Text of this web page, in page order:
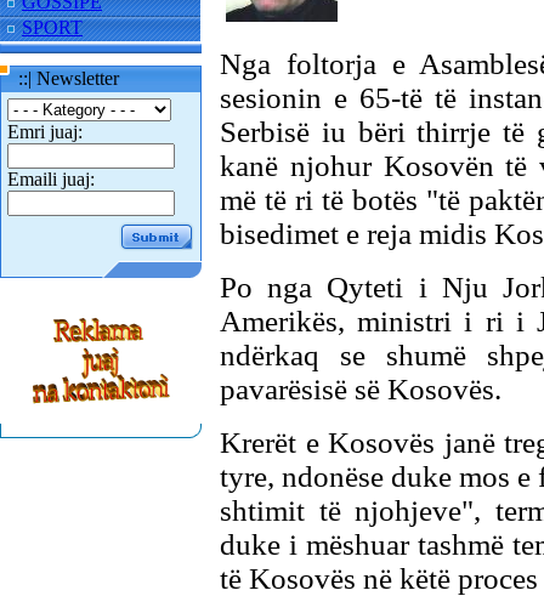
SPORT
::| Newsletter
Emri juaj:
Emaili juaj:
Nga foltorja e
sesionin e 65-të të
Serbisë iu bëri thirrje të
kanë njohur Kosovën të
më të ri të botës "të
bisedimet e reja midis
Po nga Qyteti i Nju
Amerikës, ministri i ri i
ndërkaq se shumë
pavarësisë së Kosovës.
Krerët e Kosovës janë
tyre, ndonëse duke mos
shtimit të njohjeve",
duke i mëshuar tashmë
të Kosovës në këtë